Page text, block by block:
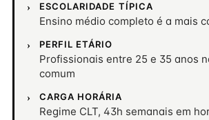
ESCOLARIDADE TÍPICA
Ensino médio completo é a mais
PERFIL ETÁRIO
Profissionais entre 25 e 35 anos
comum
CARGA HORÁRIA
Regime CLT, 43h semanais em